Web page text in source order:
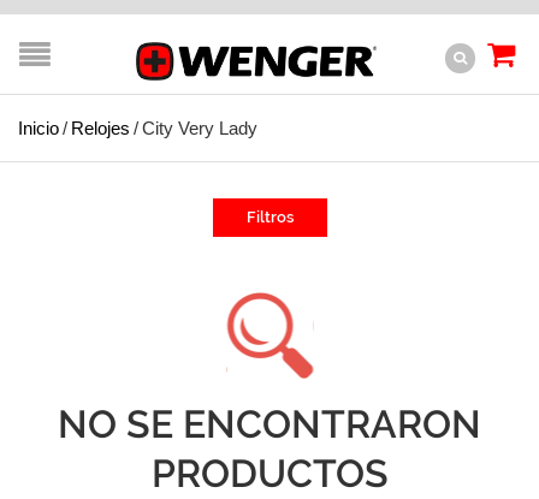
Inicio/ Relojes /City Very Lady
NO SE ENCONTRARON
PRODUCTOS
Filtros